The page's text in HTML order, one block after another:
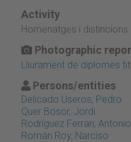
Activity
Homenatges i distincions
Photographic
Lliurament de diplomes
Persons/entities
Delicado Useros, Pedro
Quer Bosor, Jordi
Rodríguez Ferran, Antonio
Román Roy, Narciso